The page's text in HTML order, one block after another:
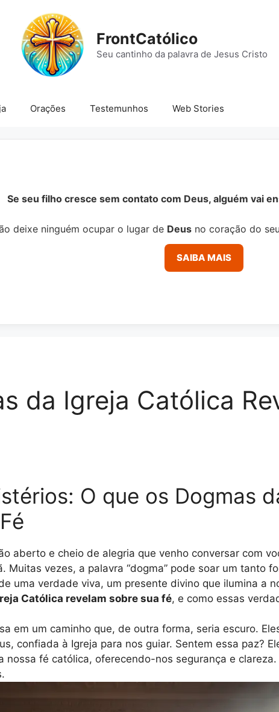
FrontCatólico
Seu cantinho da palavra de Jesus Cristo
Orações Testemunhos Web Stories
Se seu filho cresce sem contato com Deus, alguém vai
deixe ninguém ocupar o lugar de Deusno coração do
SAIBA MAIS
da Igreja Católica
O que os Dogmas
aberto e cheio de alegria que venho conversar com
Muitas vezes, a palavra “dogma” pode soar um tanto
uma verdade viva, um presente divino que ilumina a
Católica revelam sobre sua fé, e como essas
em um caminho que, de outra forma, seria escuro.
confiada à Igreja para nos guiar. Sentem essa paz?
fé católica, oferecendo-nos segurança e